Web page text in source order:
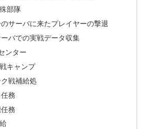
部隊
のサーバに来たプレイヤーの撃退
バでの実戦データ収集
ンター
キャンプ
戦補給処
務
務